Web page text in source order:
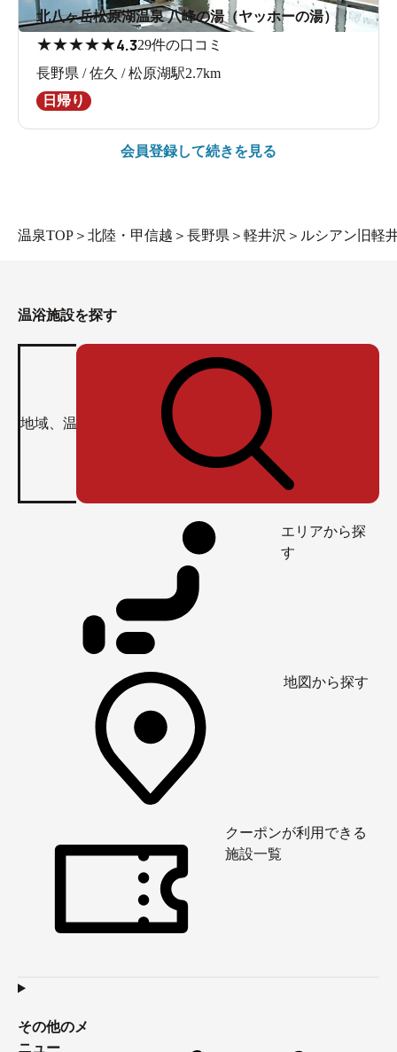
北八ヶ岳松原湖温泉 八峰の湯（ヤッホーの湯）
★★★★★4.329件の口コミ
長野県 / 佐久 / 松原湖駅2.7km
日帰り
会員登録して続きを見る
温泉TOP ＞ 北陸・甲信越 ＞ 長野県 ＞ 軽井沢 ＞ ルシアン旧軽
温浴施設を探す
エリアから探
す
地図から探す
クーポンが利用できる
施設一覧
その他のメ
ニュー